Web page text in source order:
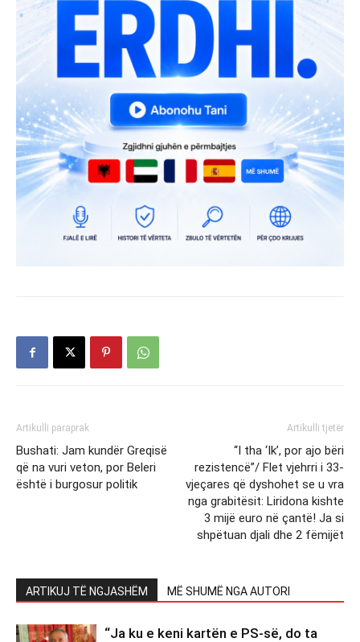
Artikulli paraprak
Bushati: Jam kundër Greqisë
që na vuri veton, por Beleri
është i burgosur politik
Artikulli tjetër
“I tha ‘Ik’, por ajo bëri
rezistencë”/ Flet vjehrri i 33-
vjeçares që dyshohet se u vra
nga grabitësit: Liridona kishte
3 mijë euro në çantë! Ja si
shpëtuan djali dhe 2 fëmijët
ARTIKUJ TË NGJASHËM MË SHUMË NGA AUTORI
“Ja ku e keni kartën e PS-së, do ta